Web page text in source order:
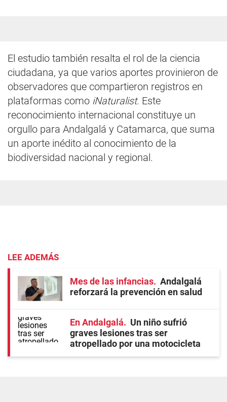
El estudio también resalta el rol de la ciencia
ciudadana, ya que varios aportes provinieron de
observadores que compartieron registros en
plataformas como iNaturalist. Este
reconocimiento internacional constituye un
orgullo para Andalgalá y Catamarca, que suma
un aporte inédito al conocimiento de la
biodiversidad nacional y regional.
LEE ADEMÁS
Mes de las infancias
Andalgalá
reforzará la prevención en salud
En Andalgalá
Un niño sufrió
graves lesiones tras ser
atropellado por una motocicleta